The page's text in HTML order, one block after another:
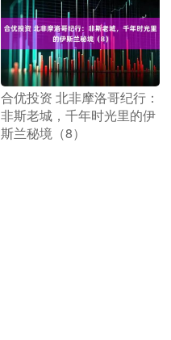
​合优投资 北非摩洛哥纪行：
非斯老城，千年时光里的伊
斯兰秘境（8）